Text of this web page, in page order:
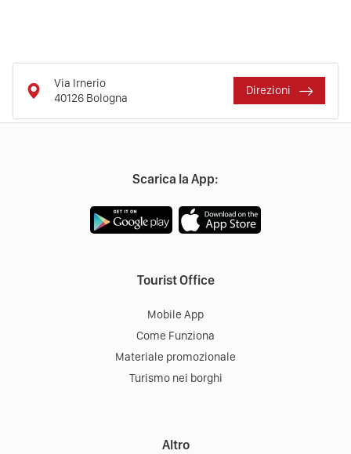
Via Irnerio
40126 Bologna
Direzioni
Scarica la App:
Tourist Office
Mobile App
Come Funziona
Materiale promozionale
Turismo nei borghi
Altro